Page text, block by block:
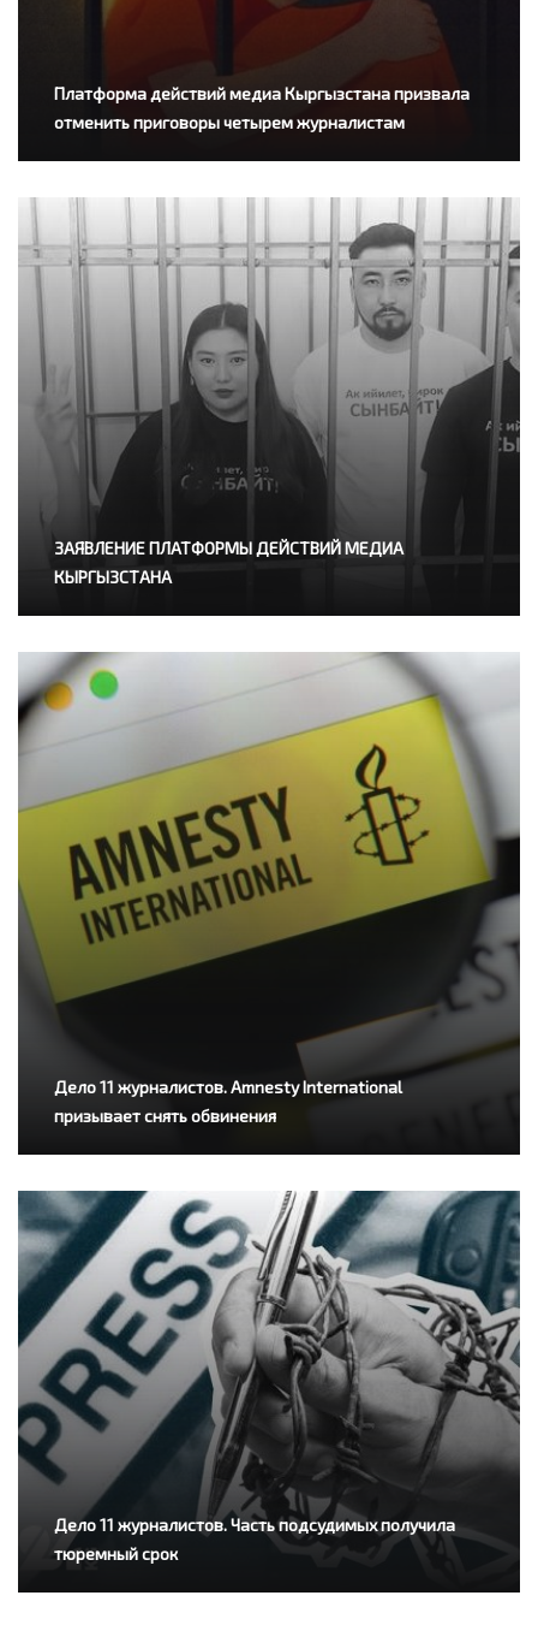
Платформа действий медиа Кыргызстана призвала
отменить приговоры четырем журналистам
ЗАЯВЛЕНИЕ ПЛАТФОРМЫ ДЕЙСТВИЙ МЕДИА
КЫРГЫЗСТАНА
Дело 11 журналистов. Amnesty International
призывает снять обвинения
Дело 11 журналистов. Часть подсудимых получила
тюремный срок